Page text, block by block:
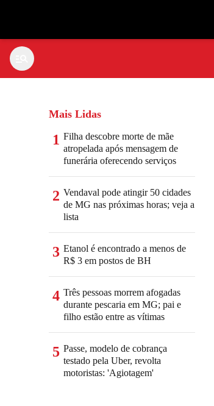
Mais Lidas
1 Filha descobre morte de mãe
atropelada após mensagem de
funerária oferecendo serviços
2 Vendaval pode atingir 50 cidades
de MG nas próximas horas; veja a
lista
3 Etanol é encontrado a menos de
R$ 3 em postos de BH
4 Três pessoas morrem afogadas
durante pescaria em MG; pai e
filho estão entre as vítimas
5 Passe, modelo de cobrança
testado pela Uber, revolta
motoristas: 'Agiotagem'